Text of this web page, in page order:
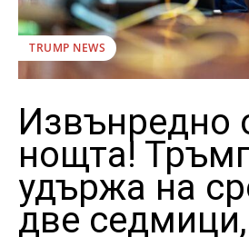
TRUMP NEWS
Извънредно
нощта!
удържа на
две